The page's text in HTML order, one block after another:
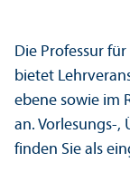
Die Professur
bietet
ebene sowie im
an. Vorlesungs-
finden Sie als